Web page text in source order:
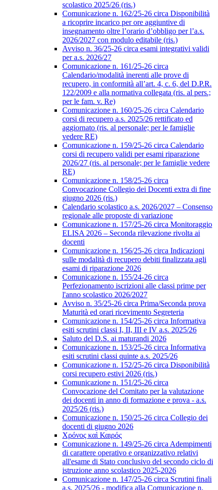
scolastico 2025/26 (ris.)
Comunicazione n. 162/25-26 circa Disponibilità
a ricoprire incarico per ore aggiuntive di
insegnamento oltre l’orario d’obbligo per l’a.s.
2026/2027 con modulo editabile (ris.)
Avviso n. 36/25-26 circa esami integrativi validi
per a.s. 2026/27
Comunicazione n. 161/25-26 circa
Calendario/modalità inerenti alle prove di
recupero, in conformità all’art. 4, c. 6, del D.P.R.
122/2009 e alla normativa collegata (ris. al pers.;
per le fam. v. Re)
Comunicazione n. 160/25-26 circa Calendario
corsi di recupero a.s. 2025/26 rettificato ed
aggiornato (ris. al personale; per le famiglie
vedere RE)
Comunicazione n. 159/25-26 circa Calendario
corsi di recupero validi per esami riparazione
2026/27 (ris. al personale; per le famiglie vedere
RE)
Comunicazione n. 158/25-26 circa
Convocazione Collegio dei Docenti extra di fine
giugno 2026 (ris.)
Calendario scolastico a.s. 2026/2027 – Consenso
regionale alle proposte di variazione
Comunicazione n. 157/25-26 circa Monitoraggio
ELISA 2026 – Seconda rilevazione rivolta ai
docenti
Comunicazione n. 156/25-26 circa Indicazioni
sulle modalità di recupero debiti finalizzata agli
esami di riparazione 2026
Comunicazione n. 155/24-26 circa
Perfezionamento iscrizioni alle classi prime per
l'anno scolastico 2026/2027
Avviso n. 35/25-26 circa Prima/Seconda prova
Maturità ed orari ricevimento Segreteria
Comunicazione n. 154/25-26 circa Informativa
esiti scrutini classi I, II, III e IV a.s. 2025/26
Saluto del D.S. ai maturandi 2026
Comunicazione n. 153/25-26 circa Informativa
esiti scrutini classi quinte a.s. 2025/26
Comunicazione n. 152/25-26 circa Disponibilità
corsi recupero estivi 2026 (ris.)
Comunicazione n. 151/25-26 circa
Convocazione del Comitato per la valutazione
dei docenti in anno di formazione e prova - a.s.
2025/26 (ris.)
Comunicazione n. 150/25-26 circa Collegio dei
docenti di giugno 2026
Χρόνος καὶ Καιρός
Comunicazione n. 149/25-26 circa Adempimenti
di carattere operativo e organizzativo relativi
all'esame di Stato conclusivo del secondo ciclo di
istruzione anno scolastico 2025-2026
Comunicazione n. 147/25-26 circa Scrutini finali
a.s. 2025/26 - modifica alla Comunicazione n.